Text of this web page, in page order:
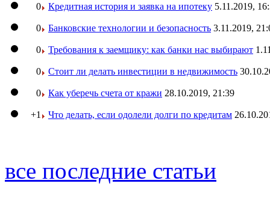
0 Кредитная история и заявка на ипотеку 5.11.2019,
0 Банковские технологии и безопасность 3.11.2019,
0 Требования к заемщику: как банки нас выбирают
0 Стоит ли делать инвестиции в недвижимость
0 Как уберечь счета от кражи 28.10.2019, 21:39
+1 Что делать, если одолели долги по кредитам
все последние статьи